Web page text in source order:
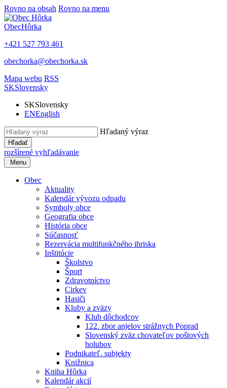
Rovno na obsah Rovno na menu
ObecHôrka
+421 527 793 461
obechorka@obechorka.sk
Mapa webu RSS
SKSlovensky
SKSlovensky
ENEnglish
Hľadaný výraz
Hľadať
rozšírené vyhľadávanie
Menu
Obec
Aktuality
Kalendár vývozu odpadu
Symboly obce
Geografia obce
História obce
Súčasnosť
Rezervácia multifunkčného ihriska
Inštitúcie
Školstvo
Šport
Zdravotníctvo
Cirkev
Hasiči
Kluby a zväzy
Klub dôchodcov
122. zbor anjelov strážnych Poprad
Slovenský zväz chovateľov poštových
holubov
Podnikateľ. subjekty
Knižnica
Kniha Hôrka
Kalendár akcií